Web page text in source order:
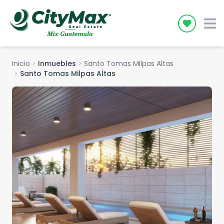
Icon
Inicio chevron_right Inmuebles chevron_right Santo Tomas Milpas Altas
chevron_right Santo Tomas Milpas Altas